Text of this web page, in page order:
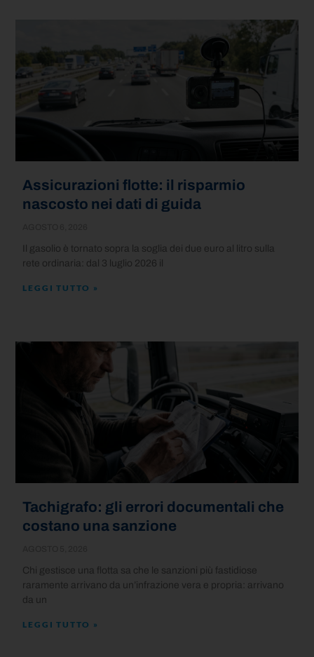
Assicurazioni flotte: il risparmio
nascosto nei dati di guida
Il gasolio è tornato sopra la soglia dei due euro al litro sulla
rete ordinaria: dal 3 luglio 2026 il
LEGGI TUTTO »
Tachigrafo: gli errori documentali che
costano una sanzione
Chi gestisce una flotta sa che le sanzioni più fastidiose
raramente arrivano da un’infrazione vera e propria: arrivano
da un
LEGGI TUTTO »